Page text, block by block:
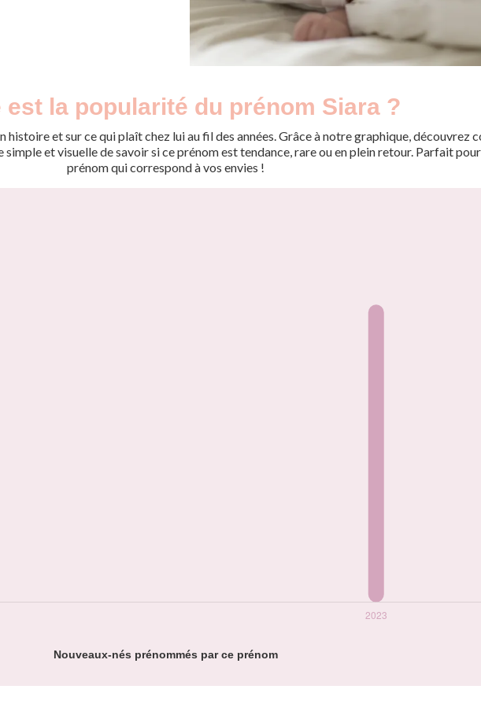
est la popularité du prénom Siara ?
histoire et sur ce qui plaît chez lui au fil des années. Grâce à notre graphique, découvrez
et visuelle de savoir si ce prénom est tendance, rare ou en plein retour. Parfait
prénom qui correspond à vos envies !
Nouveaux-nés prénommés par ce prénom